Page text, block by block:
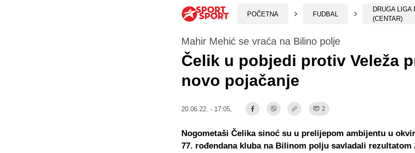
POČETNA FUDBAL
DRUGA LIGA
(CENTAR)
Mahir Mehić se vraća na Bilino polje
Čelik u pobjedi protiv Veleža
novo pojačanje
20.06.22. - 17:05, 2
Nogometaši Čelika sinoć su u prelijepom ambijentu u
77. rođendana kluba na Bilinom polju savladali rezultatom